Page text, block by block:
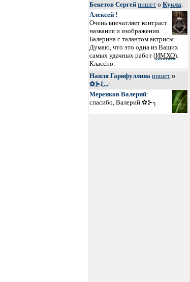
Бекетов Сергей пишет о Кукла:
Алексей !
Очень впечатляет контраст
названия и изображения.
Балерина с талантом актрисы.
Думаю, что это одна из Ваших
самых удачных работ (ИМХО).
Классно.
Наиля Гарифуллина пишет о
✿⊱ξ...:
Меренков Валерий:
спасибо, Валерий ✿⊱╮